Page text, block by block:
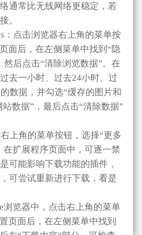
通常比无线网络更稳定，若
。
：点击浏览器右上角的菜单按
面后，在左侧菜单中找到“隐
后点击“清除浏览数据”。在
去一小时、过去24小时、过
数据，并勾选“缓存的图片和
数据”，最后点击“清除数据”
上角的菜单按钮，选择“更多
在扩展程序页面中，可逐一禁
可能影响下载功能的插件，
可尝试重新进行下载，看是
浏览器中，点击右上角的菜单
页面后，在左侧菜单中找到